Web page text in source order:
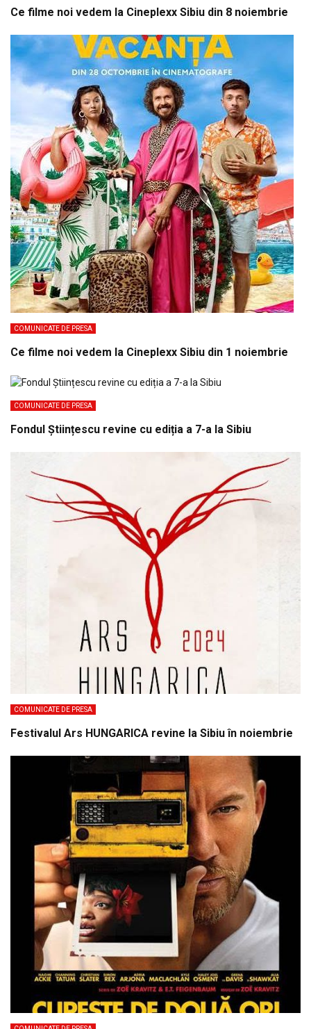
Ce filme noi vedem la Cineplexx Sibiu din 8 noiembrie
COMUNICATE DE PRESA
Ce filme noi vedem la Cineplexx Sibiu din 1 noiembrie
COMUNICATE DE PRESA
Fondul Științescu revine cu ediția a 7-a la Sibiu
COMUNICATE DE PRESA
Festivalul Ars HUNGARICA revine la Sibiu în noiembrie